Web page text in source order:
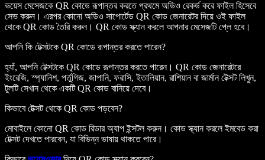
ভয়েস মেসেজকে QR কোডে রূপান্তর করতে প্রথমে অডিও রেকর্ড করে ফাইল হিসেবে
সেভ করুন। এরপর কোনো অডিও সাপোর্টেড QR কোড জেনারেটর দিয়ে ওই ফাইল
থেকে QR কোড তৈরি করুন। QR কোড স্ক্যান করলে আপনার মেসেজটি প্লে হবে।
আপনি কি টেক্সটকে QR কোডে রূপান্তর করতে পারেন?
হ্যাঁ, আপনি টেক্সটকে QR কোডে রূপান্তর করতে পারেন। QR কোড জেনারেটরে
ইংরেজি, স্প্যানিশ, পর্তুগিজ, জাপানি, ফরাসি, ইতালিয়ান, রাশিয়ান বা জার্মান টেক্সট লিখুন,
টুলটি সেখান থেকে একটি QR কোড বানিয়ে দেবে।
কিভাবে টেক্সট থেকে QR কোড পড়বেন?
মোবাইলে কোনো QR কোড রিডার অ্যাপ ইন্সটল করুন। কোড স্ক্যান করলে ইমবেড করা
টেক্সট দেখতে পারবেন, যা বিভিন্ন ভাষায় থাকতে পারে।